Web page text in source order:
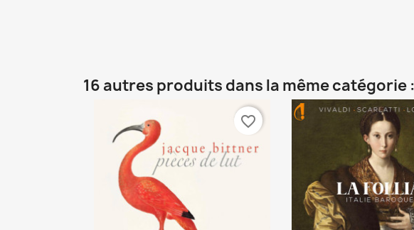
16 autres produits dans la même catégorie :
favorite_border